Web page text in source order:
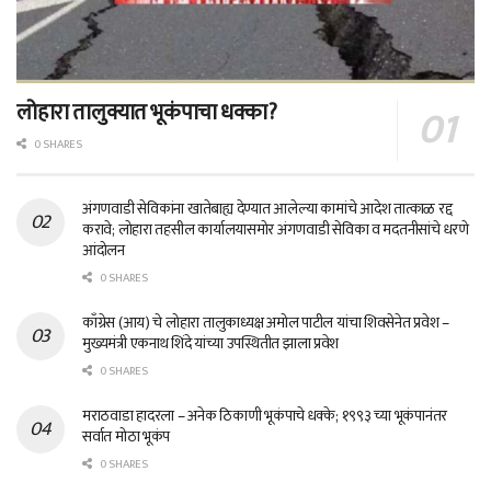
लोहारा तालुक्यात भूकंपाचा धक्का?
0 SHARES
अंगणवाडी सेविकांना खातेबाह्य देण्यात आलेल्या कामांचे आदेश तात्काळ रद्द
करावे; लोहारा तहसील कार्यालयासमोर अंगणवाडी सेविका व मदतनीसांचे धरणे
आंदोलन
0 SHARES
काँग्रेस (आय) चे लोहारा तालुकाध्यक्ष अमोल पाटील यांचा शिवसेनेत प्रवेश –
मुख्यमंत्री एकनाथ शिंदे यांच्या उपस्थितीत झाला प्रवेश
0 SHARES
मराठवाडा हादरला – अनेक ठिकाणी भूकंपाचे धक्के; १९९३ च्या भूकंपानंतर
सर्वात मोठा भूकंप
0 SHARES